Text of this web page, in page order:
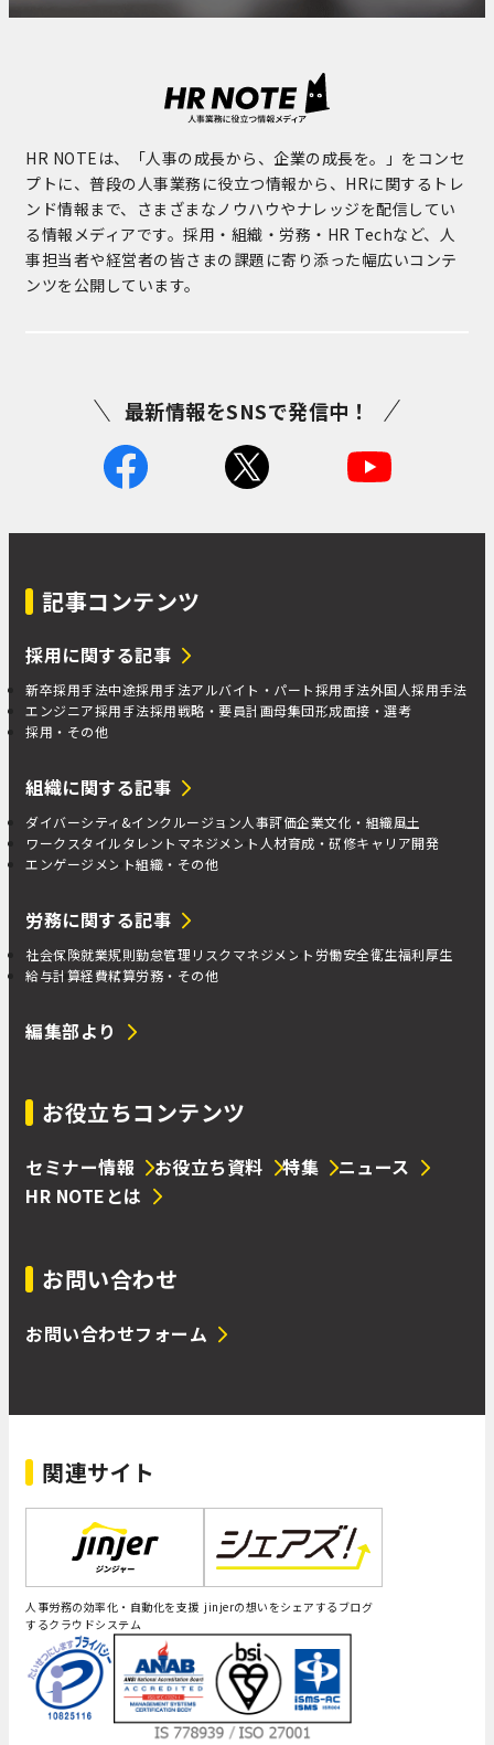
HR NOTEは、「人事の成長から、企業の成長を。」をコンセ
プトに、普段の人事業務に役立つ情報から、HRに関するトレ
ンド情報まで、さまざまなノウハウやナレッジを配信してい
る情報メディアです。採用・組織・労務・HR Techなど、人
事担当者や経営者の皆さまの課題に寄り添った幅広いコンテ
ンツを公開しています。
最新情報をSNSで発信中！
記事コンテンツ
採用に関する記事
新卒採用手法中途採用手法アルバイト・パート採用手法外国人採用手法
エンジニア採用手法採用戦略・要員計画母集団形成面接・選考
採用・その他
組織に関する記事
ダイバーシティ&インクルージョン人事評価企業文化・組織風土
ワークスタイルタレントマネジメント 人材育成・研修キャリア開発
エンゲージメント組織・その他
労務に関する記事
社会保険就業規則勤怠管理 リスクマネジメント 労働安全衛生福利厚生
給与計算経費精算労務・その他
編集部より
お役立ちコンテンツ
セミナー情報 お役立ち資料 特集
ニュース
HR NOTEとは
お問い合わせ
お問い合わせフォーム
関連サイト
人事労務の効率化・自動化を支援
するクラウドシステム
jinjerの想いをシェアするブログ